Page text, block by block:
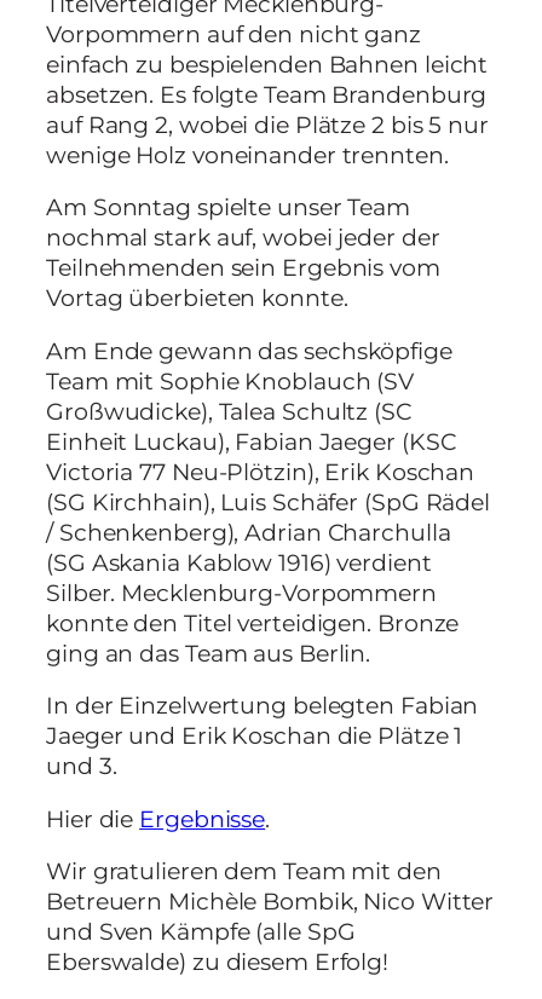
Vorpommern auf den nicht ganz
einfach zu bespielenden Bahnen leicht
absetzen. Es folgte Team Brandenburg
auf Rang 2, wobei die Plätze 2 bis 5 nur
wenige Holz voneinander trennten.
Am Sonntag spielte unser Team
nochmal stark auf, wobei jeder der
Teilnehmenden sein Ergebnis vom
Vortag überbieten konnte.
Am Ende gewann das sechsköpfige
Team mit Sophie Knoblauch (SV
Großwudicke), Talea Schultz (SC
Einheit Luckau), Fabian Jaeger (KSC
Victoria 77 Neu-Plötzin), Erik Koschan
(SG Kirchhain), Luis Schäfer (SpG Rädel
/ Schenkenberg), Adrian Charchulla
(SG Askania Kablow 1916) verdient
Silber. Mecklenburg-Vorpommern
konnte den Titel verteidigen. Bronze
ging an das Team aus Berlin.
In der Einzelwertung belegten Fabian
Jaeger und Erik Koschan die Plätze 1
und 3.
Hier die Ergebnisse.
Wir gratulieren dem Team mit den
Betreuern Michèle Bombik, Nico Witter
und Sven Kämpfe (alle SpG
Eberswalde) zu diesem Erfolg!